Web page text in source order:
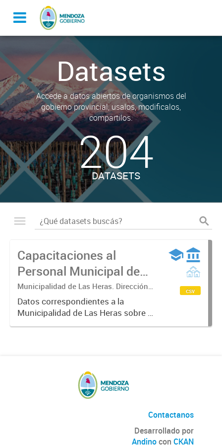
Datasets
Accede a datos abiertos de organismos del
gobierno provincial, usalos, modificalos,
compartilos.
204
DATASETS
Capacitaciones al
Personal Municipal de
Las Heras
Municipalidad de Las Heras. Dirección
de Desarrollo Organizacional.
Datos correspondientes a la
Municipalidad de Las Heras sobre el
proceso de formación en el que se
csv
Contactanos
Desarrollado por
Andinocon CKAN